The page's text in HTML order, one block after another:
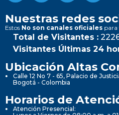
Nuestras redes
Estos No son canales oficiales
Total de Visitantes :
Visitantes Últimas 24
Ubicación Altas
Calle 12 No 7 - 65, Palacio de
Bogotá - Colombia
Horarios de
Atención Presencial: